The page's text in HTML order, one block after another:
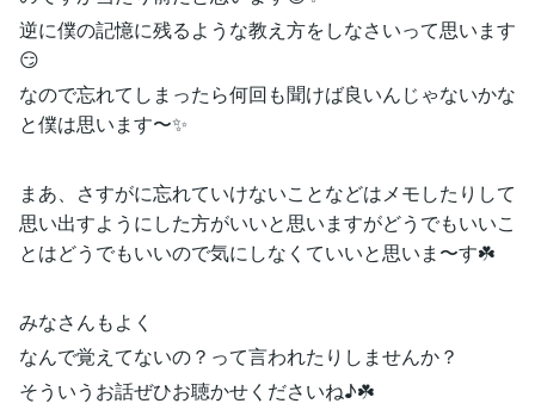
逆に僕の記憶に残るような教え方をしなさいって思います
😏
なので忘れてしまったら何回も聞けば良いんじゃないかな
と僕は思います〜✨
まあ、さすがに忘れていけないことなどはメモしたりして
思い出すようにした方がいいと思いますがどうでもいいこ
とはどうでもいいので気にしなくていいと思いま〜す☘️
みなさんもよく
なんで覚えてないの？って言われたりしませんか？
そういうお話ぜひお聴かせくださいね♪☘️